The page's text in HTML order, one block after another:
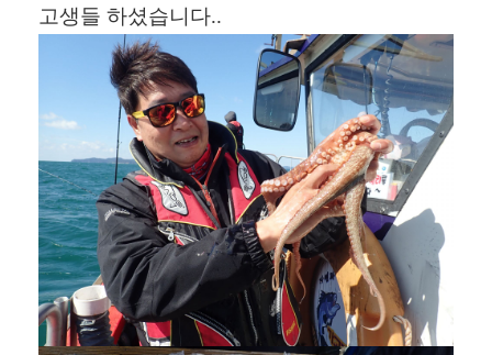
고생들 하셨습니다..